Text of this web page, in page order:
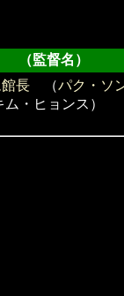
督名）
長 （パク・ソ
・ヒョンス）